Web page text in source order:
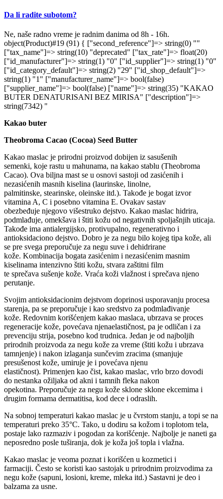
Da li radite subotom?
Ne, naše radno vreme je radnim danima od 8h - 16h.
object(Product)#19 (91) { ["second_reference"]=> string(0) ""
["tax_name"]=> string(10) "deprecated" ["tax_rate"]=> float(20)
["id_manufacturer"]=> string(1) "0" ["id_supplier"]=> string(1) "0"
["id_category_default"]=> string(2) "29" ["id_shop_default"]=>
string(1) "1" ["manufacturer_name"]=> bool(false)
["supplier_name"]=> bool(false) ["name"]=> string(35) "KAKAO
BUTER DENATURISANI BEZ MIRISA" ["description"]=>
string(7342) "
Kakao buter
Theobroma Cacao (Cocoa) Seed Butter
Kakao maslac je prirodni proizvod dobijen iz sasušenih
semenki, koje rastu u mahunama, na kakao stablu (Theobroma
Cacao). Ova biljna mast se u osnovi sastoji od zasićenih i
nezasićenih masnih kiselina (laurinske, linolne,
palmitinske, stearinske, oleinske itd.). Takođe je bogat izvor
vitamina A, C i posebno vitamina E. Ovakav sastav
obezbeđuje njegovo višestruko dejstvo. Kakao maslac hidrira,
podmlađuje, omekšava i štiti kožu od negativnih spoljašnjih uticaja.
Takođe ima antialergijsko, protivupalno, regenerativno i
antioksidaciono dejstvo. Dobro je za negu bilo kojeg tipa kože, ali
se pre svega preporučuje za negu suve i dehidrirane
kože. Kombinacija bogata zasićenim i nezasićenim masnim
kiselinama intenzivno štiti kožu, stvara zaštitni film
te sprečava sušenje kože. Vraća koži vlažnost i sprečava njeno
perutanje.
Svojim antioksidacionim dejstvom doprinosi usporavanju procesa
starenja, pa se preporučuje i kao sredstvo za podmlađivanje
kože. Redovnim korišćenjem kakao maslaca, ubrzava se proces
regeneracije kože, povećava njenaelastičnost, pa je odličan i za
prevenciju strija, posebno kod trudnica. Jedan je od najboljih
prirodnih proizvoda za negu kože za vreme (štiti kožu i ubrzava
tamnjenje) i nakon izlaganja sunčevim zracima (smanjuje
presušenost kože, umiruje je i povećava njenu
elastičnost). Primenjen kao čist, kakao maslac, vrlo brzo dovodi
do nestanka ožiljaka od akni i tamnih fleka nakon
opekotina. Preporučuje za negu kože sklone sklone ekcemima i
drugim formama dermatitisa, kod dece i odraslih.
Na sobnoj temperaturi kakao maslac je u čvrstom stanju, a topi se na
temperaturi preko 35°C. Tako, u dodiru sa kožom i toplotom tela,
postaje lako razmaziv i pogodan za korišćenje. Najbolje je naneti ga
neposredno posle tuširanja, dok je koža još topla i vlažna.
Kakao maslac je veoma poznat i korišćen u kozmetici i
farmaciji. Često se koristi kao sastojak u prirodnim proizvodima za
negu kože (sapuni, losioni, kreme, mleka itd.) Sastavni je deo i
balzama za usne.